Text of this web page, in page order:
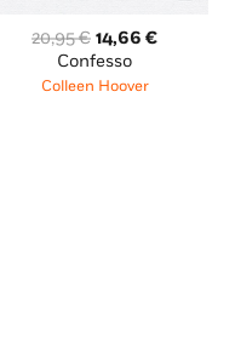
20,95€ O
preço
original
14,66€O
Confesso
Colleen Hoover